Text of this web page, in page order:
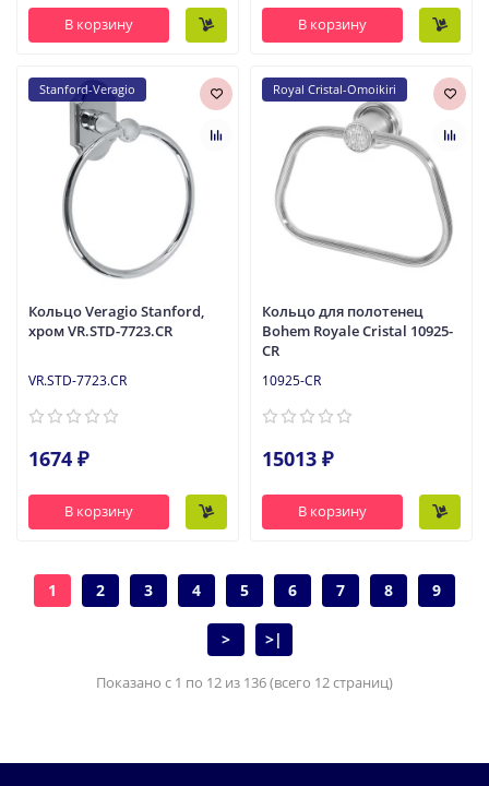
В корзину В корзину
Stanford-Veragio
Кольцо Veragio Stanford,
хром VR.STD-7723.CR
VR.STD-7723.CR
1674 ₽
В корзину
Royal Cristal-Omoikiri
Кольцо для полотенец
Bohem Royale Cristal 10925-
CR
10925-CR
15013 ₽
В корзину
1 2 3 4 5 6 7 8 9
> >|
Показано с 1 по 12 из 136 (всего 12 страниц)